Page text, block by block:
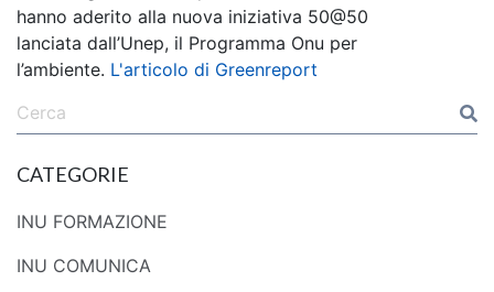
hanno aderito alla nuova iniziativa 50@50
lanciata dall’Unep, il Programma Onu per
l’ambiente. L'articolo di Greenreport
CATEGORIE
INU FORMAZIONE
INU COMUNICA